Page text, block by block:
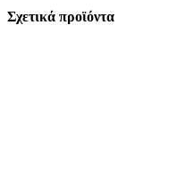
Σχετικά προϊόντα